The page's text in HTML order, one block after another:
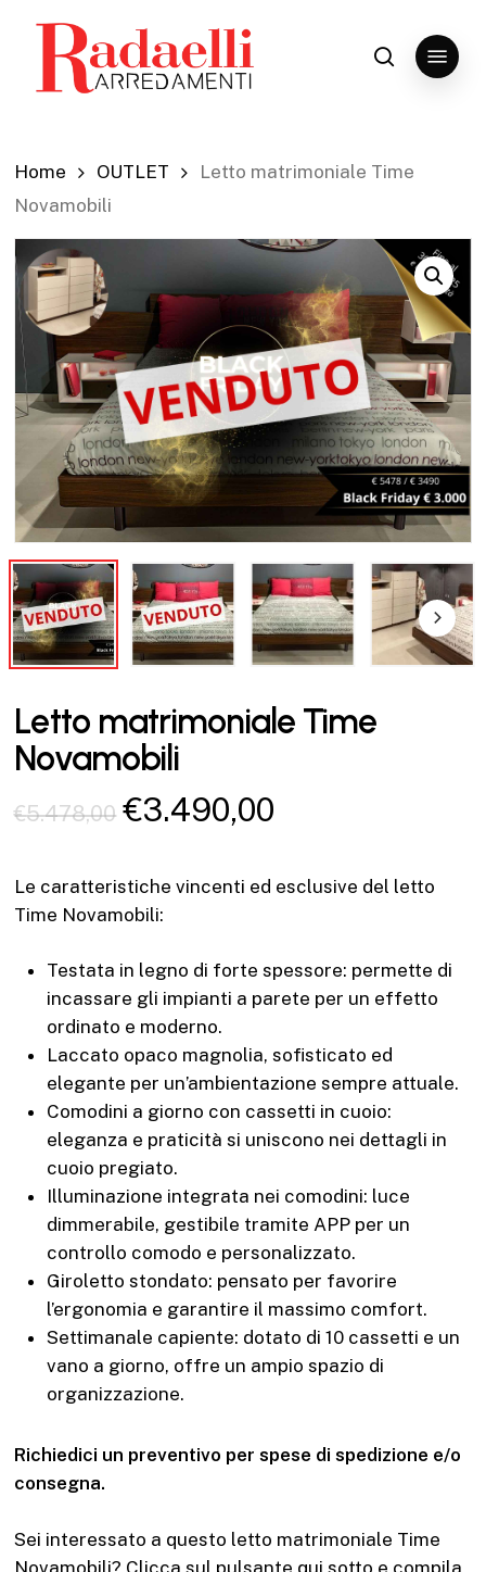
content
search
Menu
Home OUTLET
Letto matrimoniale Time
Novamobili
Letto matrimoniale Time
Novamobili
€5.478,00 Il
originale
era:
€3.490,00
attuale
è:
Le caratteristiche vincenti ed esclusive del letto
Time Novamobili:
Testata in legno di forte spessore: permette di
incassare gli impianti a parete per un effetto
ordinato e moderno.
Laccato opaco magnolia, sofisticato ed
elegante per un’ambientazione sempre attuale.
Comodini a giorno con cassetti in cuoio:
eleganza e praticità si uniscono nei dettagli in
cuoio pregiato.
Illuminazione integrata nei comodini: luce
dimmerabile, gestibile tramite APP per un
controllo comodo e personalizzato.
Giroletto stondato: pensato per favorire
l’ergonomia e garantire il massimo comfort.
Settimanale capiente: dotato di 10 cassetti e un
vano a giorno, offre un ampio spazio di
organizzazione.
Richiedici un preventivo per spese di spedizione e/o
consegna.
Sei interessato a questo letto matrimoniale Time
Novamobili? Clicca sul pulsante qui sotto e compila
Close